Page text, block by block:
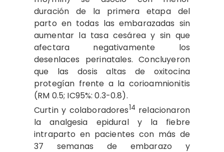
duración de la primera etapa del
parto en todas las embarazadas sin
aumentar la tasa cesárea y sin que
afectara negativamente los
desenlaces perinatales. Concluyeron
que las dosis altas de oxitocina
protegían frente a la corioamnionitis
(RM 0.5; IC95%: 0.3-0.8).
Curtin y colaboradores14 relacionaron
la analgesia epidural y la fiebre
intraparto en pacientes con más de
37 semanas de embarazo y